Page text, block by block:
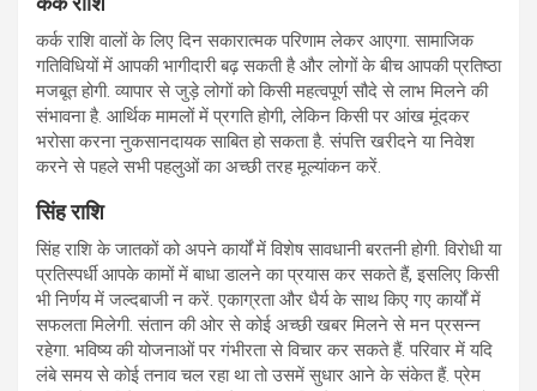
कर्क राशि वालों के लिए दिन सकारात्मक परिणाम लेकर आएगा. सामाजिक
गतिविधियों में आपकी भागीदारी बढ़ सकती है और लोगों के बीच आपकी प्रतिष्ठा
मजबूत होगी. व्यापार से जुड़े लोगों को किसी महत्वपूर्ण सौदे से लाभ मिलने की
संभावना है. आर्थिक मामलों में प्रगति होगी, लेकिन किसी पर आंख मूंदकर
भरोसा करना नुकसानदायक साबित हो सकता है. संपत्ति खरीदने या निवेश
करने से पहले सभी पहलुओं का अच्छी तरह मूल्यांकन करें.
सिंह राशि
सिंह राशि के जातकों को अपने कार्यों में विशेष सावधानी बरतनी होगी. विरोधी या
प्रतिस्पर्धी आपके कामों में बाधा डालने का प्रयास कर सकते हैं, इसलिए किसी
भी निर्णय में जल्दबाजी न करें. एकाग्रता और धैर्य के साथ किए गए कार्यों में
सफलता मिलेगी. संतान की ओर से कोई अच्छी खबर मिलने से मन प्रसन्न
रहेगा. भविष्य की योजनाओं पर गंभीरता से विचार कर सकते हैं. परिवार में यदि
लंबे समय से कोई तनाव चल रहा था तो उसमें सुधार आने के संकेत हैं. प्रेम